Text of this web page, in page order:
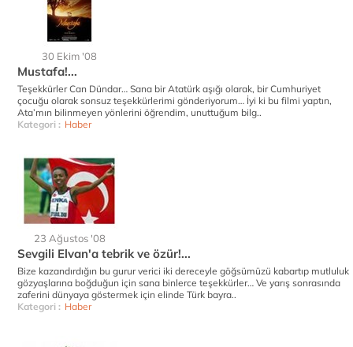
30 Ekim '08
Mustafa!...
Teşekkürler Can Dündar… Sana bir Atatürk aşığı olarak, bir Cumhuriyet
çocuğu olarak sonsuz teşekkürlerimi gönderiyorum… İyi ki bu filmi yaptın,
Ata’mın bilinmeyen yönlerini öğrendim, unuttuğum bilg..
Kategori : Haber
23 Ağustos '08
Sevgili Elvan'a tebrik ve özür!...
Bize kazandırdığın bu gurur verici iki dereceyle göğsümüzü kabartıp mutluluk
gözyaşlarına boğduğun için sana binlerce teşekkürler… Ve yarış sonrasında
zaferini dünyaya göstermek için elinde Türk bayra..
Kategori : Haber